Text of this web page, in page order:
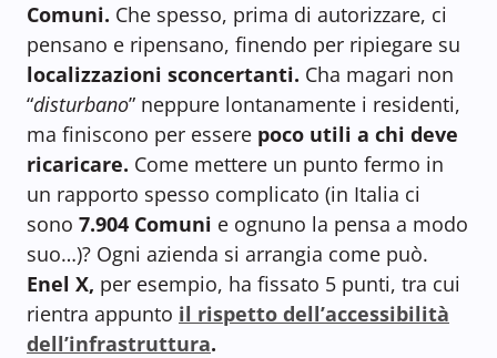
Comuni. Che spesso, prima di autorizzare, ci
pensano e ripensano, finendo per ripiegare su
localizzazioni sconcertanti. Cha magari non
“disturbano” neppure lontanamente i residenti,
ma finiscono per essere poco utili a chi deve
ricaricare. Come mettere un punto fermo in
un rapporto spesso complicato (in Italia ci
sono 7.904 Comuni e ognuno la pensa a modo
suo…)? Ogni azienda si arrangia come può.
Enel X, per esempio, ha fissato 5 punti, tra cui
rientra appunto il rispetto dell’accessibilità
dell’infrastruttura.